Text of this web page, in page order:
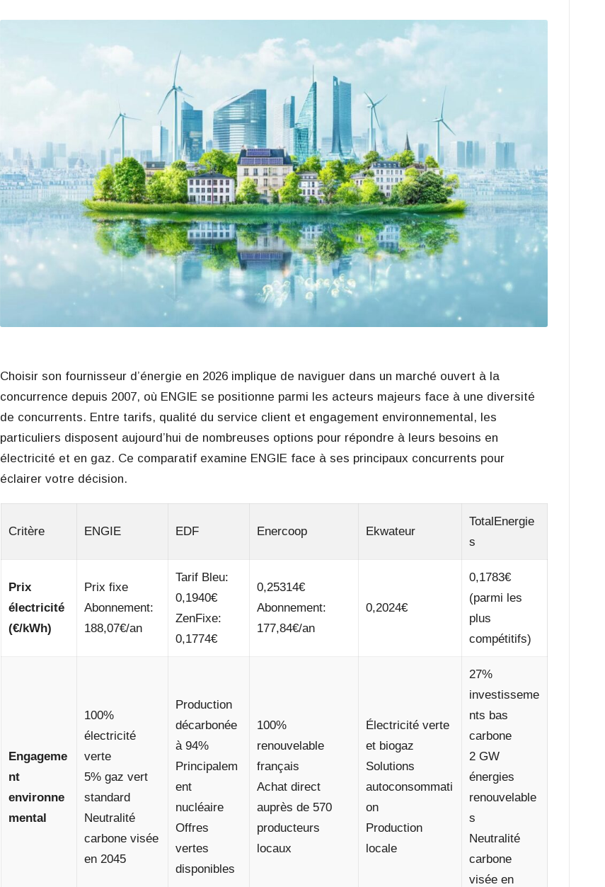
Choisir son fournisseur d’énergie en 2026 implique de naviguer dans un marché ouvert à la
concurrence depuis 2007, où ENGIE se positionne parmi les acteurs majeurs face à une diversité
de concurrents. Entre tarifs, qualité du service client et engagement environnemental, les
particuliers disposent aujourd’hui de nombreuses options pour répondre à leurs besoins en
électricité et en gaz. Ce comparatif examine ENGIE face à ses principaux concurrents pour
éclairer votre décision.
Critère ENGIE EDF Enercoop Ekwateur
TotalEnergie
s
Prix
électricité
(€/kWh)
Prix fixe
Abonnement:
188,07€/an
Tarif Bleu:
0,1940€
ZenFixe:
0,1774€
0,25314€
Abonnement:
177,84€/an
0,2024€
0,1783€
(parmi les
plus
compétitifs)
Engageme
nt
environne
mental
100%
électricité
verte
5% gaz vert
standard
Neutralité
carbone visée
en 2045
Production
décarbonée
à 94%
Principalem
ent
nucléaire
Offres
vertes
disponibles
100%
renouvelable
français
Achat direct
auprès de 570
producteurs
locaux
Électricité verte
et biogaz
Solutions
autoconsommati
on
Production
locale
27%
investisseme
nts bas
carbone
2 GW
énergies
renouvelable
s
Neutralité
carbone
visée en